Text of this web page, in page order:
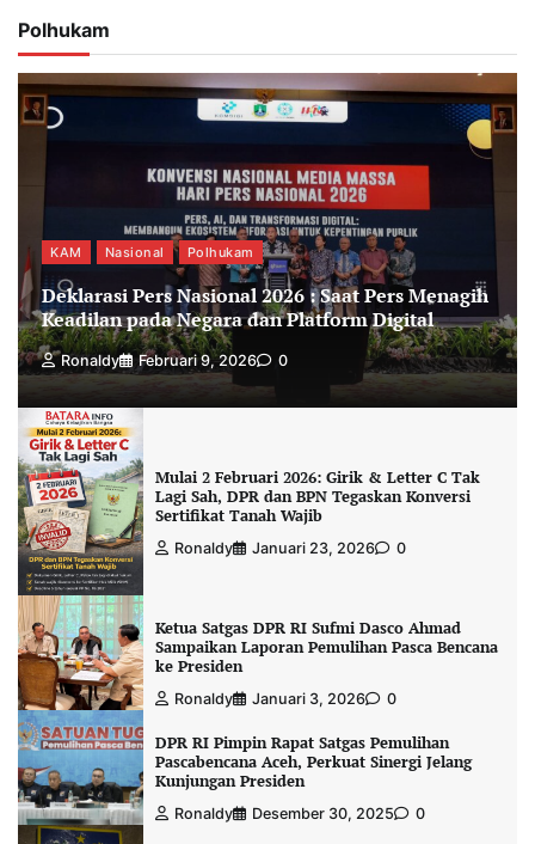
Polhukam
KAM Nasional Polhukam
Deklarasi Pers Nasional 2026 : Saat Pers Menagih
Keadilan pada Negara dan Platform Digital
Ronaldy Februari 9, 2026 0
Mulai 2 Februari 2026: Girik & Letter C Tak
Lagi Sah, DPR dan BPN Tegaskan Konversi
Sertifikat Tanah Wajib
Ronaldy Januari 23, 2026 0
Ketua Satgas DPR RI Sufmi Dasco Ahmad
Sampaikan Laporan Pemulihan Pasca Bencana
ke Presiden
Ronaldy Januari 3, 2026 0
DPR RI Pimpin Rapat Satgas Pemulihan
Pascabencana Aceh, Perkuat Sinergi Jelang
Kunjungan Presiden
Ronaldy Desember 30, 2025 0